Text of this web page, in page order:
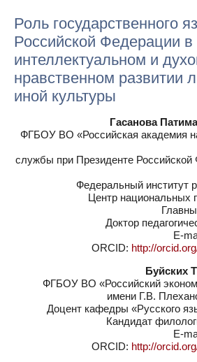
Роль государственного
Российской Федерации в
интеллектуальном и
нравственном развитии
иной культуры
Гасанова
ФГБОУ ВО «Российская академия
службы при Президенте
Федеральный институт
Центр национальных
Доктор
E-
ORCID: http://
Буйских
ФГБОУ ВО «Российский
имени Г.В.
Доцент кафедры «Русского
Кандидат
E-
ORCID: http://